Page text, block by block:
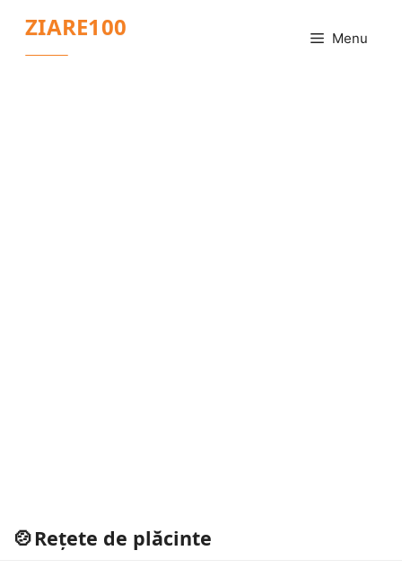
conținut
ZIARE100 Menu
Rețete de plăcinte